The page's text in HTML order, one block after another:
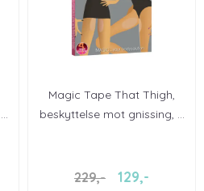
Magic Tape That Thigh,
beskyttelse mot gnissing, ...
229,- 129,-